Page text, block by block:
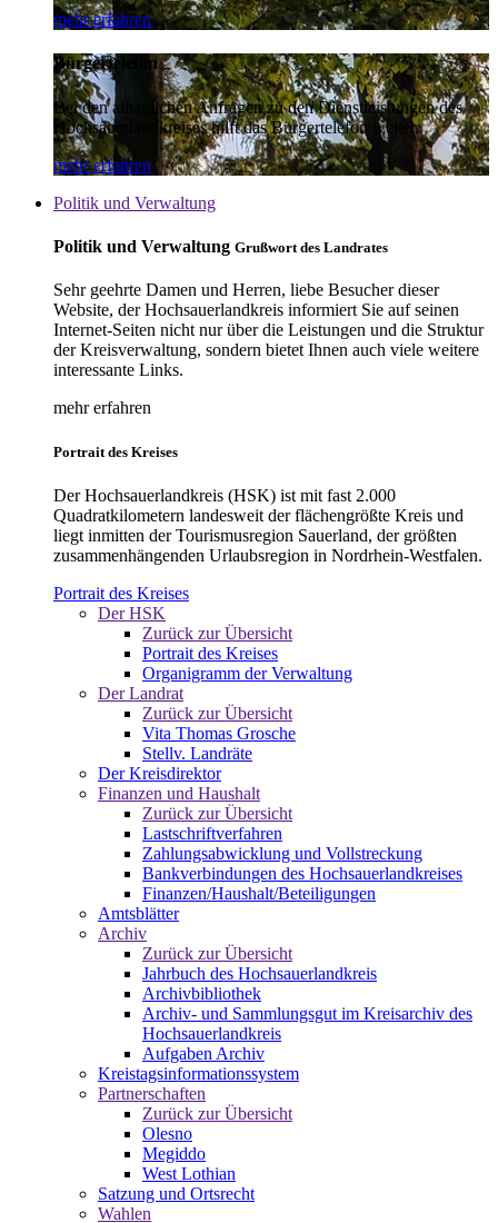
mehr erfahren
Bürgertelefon
Bei den alltäglichen Anfragen zu den Dienstleistungen des
Hochsauerlandkreises hilft das Bürgertelefon weiter.
mehr erfahren
Politik und Verwaltung
Politik und Verwaltung Grußwort des Landrates
Sehr geehrte Damen und Herren, liebe Besucher dieser
Website, der Hochsauerlandkreis informiert Sie auf seinen
Internet-Seiten nicht nur über die Leistungen und die Struktur
der Kreisverwaltung, sondern bietet Ihnen auch viele weitere
interessante Links.
mehr erfahren
Portrait des Kreises
Der Hochsauerlandkreis (HSK) ist mit fast 2.000
Quadratkilometern landesweit der flächengrößte Kreis und
liegt inmitten der Tourismusregion Sauerland, der größten
zusammenhängenden Urlaubsregion in Nordrhein-Westfalen.
Portrait des Kreises
Der HSK
Zurück zur Übersicht
Portrait des Kreises
Organigramm der Verwaltung
Der Landrat
Zurück zur Übersicht
Vita Thomas Grosche
Stellv. Landräte
Der Kreisdirektor
Finanzen und Haushalt
Zurück zur Übersicht
Lastschriftverfahren
Zahlungsabwicklung und Vollstreckung
Bankverbindungen des Hochsauerlandkreises
Finanzen/Haushalt/Beteiligungen
Amtsblätter
Archiv
Zurück zur Übersicht
Jahrbuch des Hochsauerlandkreis
Archivbibliothek
Archiv- und Sammlungsgut im Kreisarchiv des
Hochsauerlandkreis
Aufgaben Archiv
Kreistagsinformationssystem
Partnerschaften
Zurück zur Übersicht
Olesno
Megiddo
West Lothian
Satzung und Ortsrecht
Wahlen